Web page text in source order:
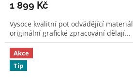
1 899 Kč
Vysoce kvalitní pot odvádějící
originální grafické zpracování dělají...
Akce
Tip